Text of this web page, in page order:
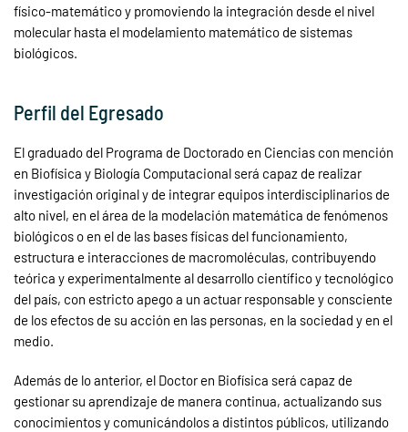
físico-matemático y promoviendo la integración desde el nivel
molecular hasta el modelamiento matemático de sistemas
biológicos.
Perfil del Egresado
El graduado del Programa de Doctorado en Ciencias con mención
en Biofísica y Biología Computacional será capaz de realizar
investigación original y de integrar equipos interdisciplinarios de
alto nivel, en el área de la modelación matemática de fenómenos
biológicos o en el de las bases físicas del funcionamiento,
estructura e interacciones de macromoléculas, contribuyendo
teórica y experimentalmente al desarrollo científico y tecnológico
del país, con estricto apego a un actuar responsable y consciente
de los efectos de su acción en las personas, en la sociedad y en el
medio.
Además de lo anterior, el Doctor en Biofísica será capaz de
gestionar su aprendizaje de manera continua, actualizando sus
conocimientos y comunicándolos a distintos públicos, utilizando